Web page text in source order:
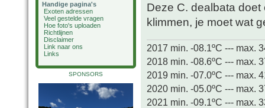
Handige pagina's
Exoten adressen
Veel gestelde vragen
Hoe foto's uploaden
Richtlijnen
Disclaimer
Link naar ons
Links
SPONSORS
Deze C. dealbata
klimmen, je moet wat
2017 min. -08.1ºC --- max.
2018 min. -08.6ºC --- max.
2019 min. -07.0ºC --- max.
2020 min. -05.0ºC --- max.
2021 min. -09.1ºC --- max.